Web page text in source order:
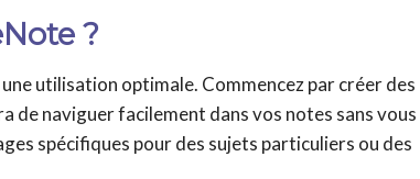
?
utilisation optimale. Commencez par créer des
de naviguer facilement dans vos notes sans vous
spécifiques pour des sujets particuliers ou des